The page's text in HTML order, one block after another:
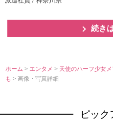
続き
ホーム > エンタメ> 天使のハーフ少女
も> 画像・写真詳細
ピック